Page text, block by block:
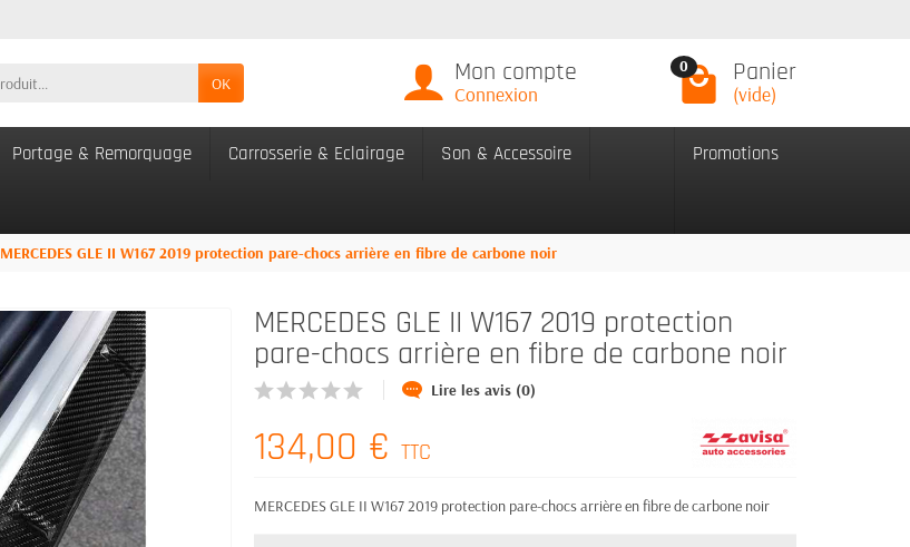
OK Mon compte
Connexion
0 Panier
(vide)
Portage & Remorquage Carrosserie & Eclairage Son & Accessoire Promotions
MERCEDES GLE II W167 2019 protection pare-chocs arrière en fibre de carbone noir
MERCEDES GLE II W167 2019 protection
pare-chocs arrière en fibre de carbone noir
Lire les avis (0)
134,00 € TTC
MERCEDES GLE II W167 2019 protection pare-chocs arrière en fibre de carbone noir